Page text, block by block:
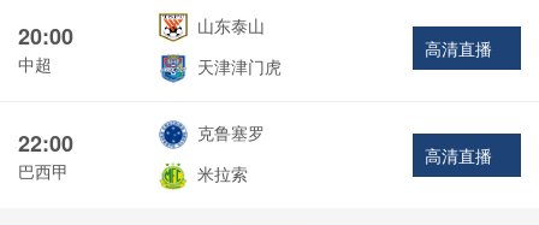
20:00
中超
山东泰山
天津津门虎
高清直播
22:00
巴西甲
克鲁塞罗
米拉索
高清直播